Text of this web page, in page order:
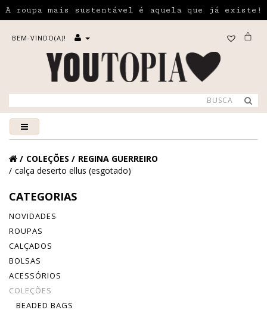
A roupa mais sustentável é aquela que já existe!
BEM-VINDO(A)!
COLEÇÕES
REGINA GUERREIRO
calça deserto ellus (esgotado)
CATEGORIAS
NOVIDADES
ROUPAS
CALÇADOS
BOLSAS
ACESSÓRIOS
COLEÇÕES
BEADED BAGS